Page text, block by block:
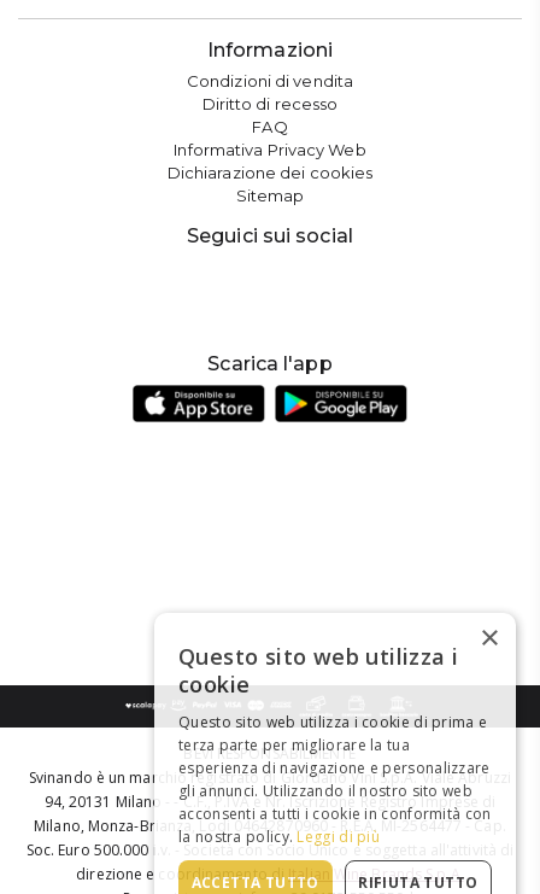
Informazioni
Condizioni di vendita
Diritto di recesso
FAQ
Informativa Privacy Web
Dichiarazione dei cookies
Sitemap
Seguici sui social
Scarica l'app
BEVI RESPONSABILMENTE
Svinando è un marchio registrato di Giordano Vini S.p.A. Viale Abruzzi
94, 20131 Milano - - C.F., P.IVA e Nr. Iscrizione Registro Imprese di
Milano, Monza-Brianza, Lodi 04642870960 - R.E.A. MI-2564477 - Cap.
Soc. Euro 500.000 i.v. - Società con Socio Unico e soggetta all'attività di
direzione e coordinamento diItalian Wine Brands S.p.A.
×
Questo sito web utilizza i
cookie
Questo sito web utilizza i cookie di prima e
terza parte per migliorare la tua
esperienza di navigazione e personalizzare
gli annunci. Utilizzando il nostro sito web
acconsenti a tutti i cookie in conformità con
la nostra policy. Leggi di più
ACCETTA TUTTO RIFIUTA TUTTO